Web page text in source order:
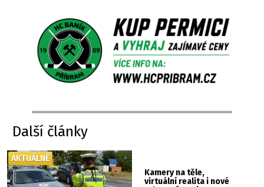
Další články
Kamery na těle,
virtuální realita i nové
AKTUÁLNĚ